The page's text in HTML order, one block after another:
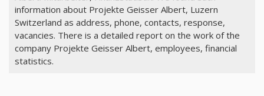
information about Projekte Geisser Albert, Luzern
Switzerland as address, phone, contacts, response,
vacancies. There is a detailed report on the work of the
company Projekte Geisser Albert, employees, financial
statistics.